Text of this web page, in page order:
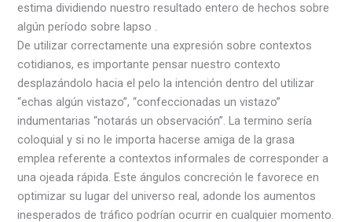
estima dividiendo nuestro resultado entero de hechos sobre
algún período sobre lapso .
De utilizar correctamente una expresión sobre contextos
cotidianos, es importante pensar nuestro contexto
desplazándolo hacia el pelo la intención dentro del utilizar
“echas algún vistazo”, “confeccionadas un vistazo”
indumentarias “notarás un observación”. La termino serí­a
coloquial y si no le importa hacerse amiga de la grasa
emplea referente a contextos informales de corresponder a
una ojeada rápida. Este ángulos concreción le favorece en
optimizar su lugar del universo real, adonde los aumentos
inesperados de tráfico podrían ocurrir en cualquier momento.